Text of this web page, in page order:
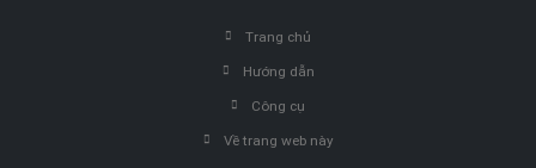
Trang chủ
Hướng dẫn
Công cụ
Về trang web này